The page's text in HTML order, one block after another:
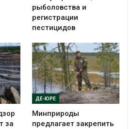
рыболовства и
регистрации
пестицидов
за
ДЕ-ЮРЕ
Минприроды
предлагает закрепить